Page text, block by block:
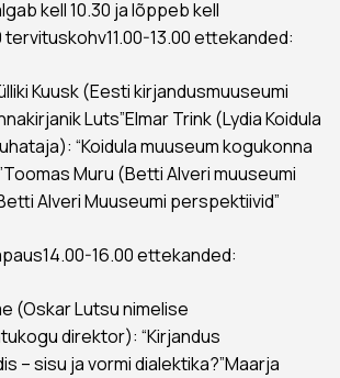
kell 10.30 ja lõppeb kell
tervituskohv11.00-13.00 ettekanded:
Kuusk (Eesti kirjandusmuuseumi
Luts”Elmar Trink (Lydia Koidula
“Koidula muuseum kogukonna
Muru (Betti Alveri muuseumi
Alveri Muuseumi perspektiivid”
16.00 ettekanded:
(Oskar Lutsu nimelise
direktor): “Kirjandus
– sisu ja vormi dialektika?”Maarja